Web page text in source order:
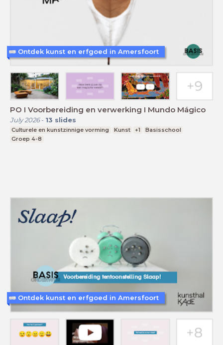
PO I Voorbereiding en verwerking I Mundo Mágico
July 2026- 13 slides
Culturele en kunstzinnige vorming Kunst +1
Basisschool
Groep 4-8
Ontdek kunst en erfgoed in Amersfoort
Ontdek kunst en erfgoed in Amersfoort